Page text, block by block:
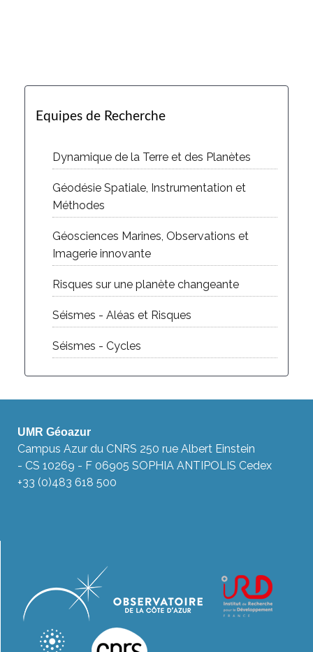
Equipes de Recherche
Dynamique de la Terre et des Planètes
Géodésie Spatiale, Instrumentation et
Méthodes
Géosciences Marines, Observations et
Imagerie innovante
Risques sur une planète changeante
Séismes - Aléas et Risques
Séismes - Cycles
UMR Géoazur
Campus Azur du CNRS 250 rue Albert Einstein
- CS 10269 - F 06905 SOPHIA ANTIPOLIS Cedex
+33 (0)483 618 500